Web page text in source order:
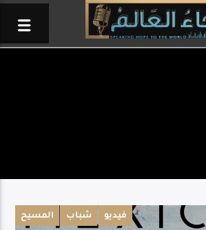
المسيح شباب فيديو